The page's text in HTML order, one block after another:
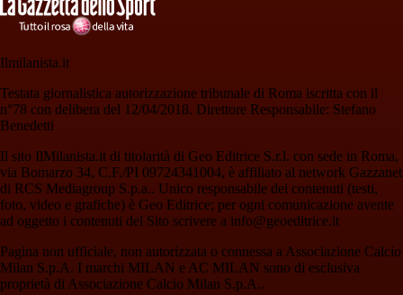
Ilmilanista.it
Testata giornalistica autorizzazione tribunale di Roma iscritta con il
n°78 con delibera del 12/04/2018. Direttore Responsabile: Stefano
Benedetti
Il sito IlMilanista.it di titolarità di Geo Editrice S.r.l. con sede in Roma,
via Bomarzo 34, C.F./PI 09724341004, è affiliato al network Gazzanet
di RCS Mediagroup S.p.a.. Unico responsabile dei contenuti (testi,
foto, video e grafiche) è Geo Editrice; per ogni comunicazione avente
ad oggetto i contenuti del Sito scrivere a info@geoeditrice.it
Pagina non ufficiale, non autorizzata o connessa a Associazione Calcio
Milan S.p.A. I marchi MILAN e AC MILAN sono di esclusiva
proprietà di Associazione Calcio Milan S.p.A..